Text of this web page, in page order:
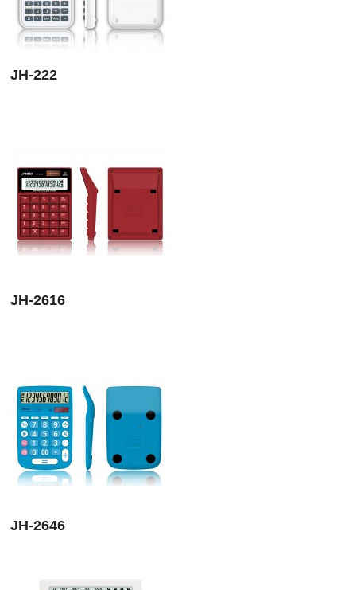
JH-222
JH-2616
JH-2646